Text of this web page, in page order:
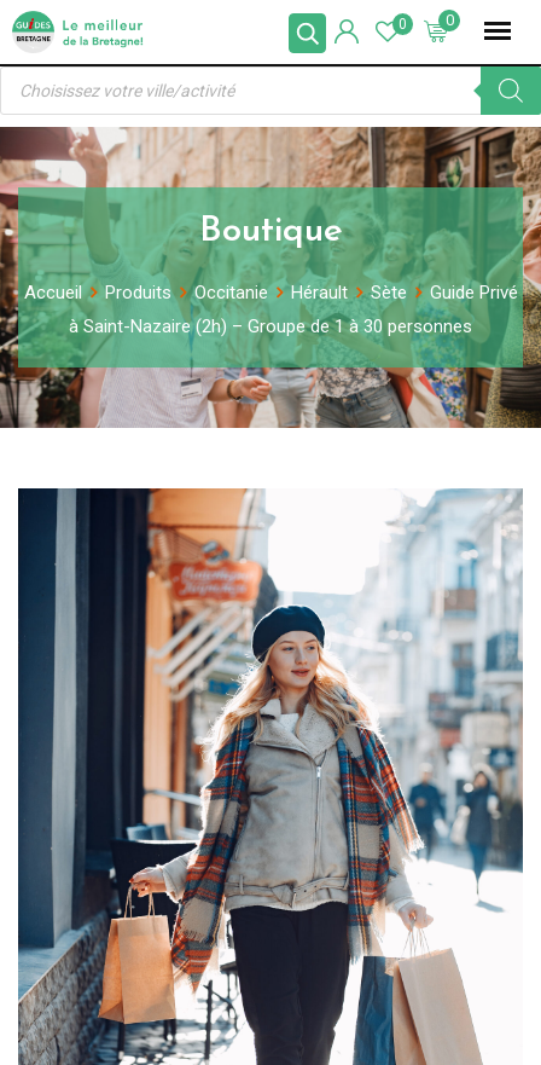
Skip
content
0
0
Recherche
produits
Boutique
Accueil Produits Occitanie Hérault Sète
Guide Privé
à Saint-Nazaire (2h) – Groupe de 1 à 30 personnes